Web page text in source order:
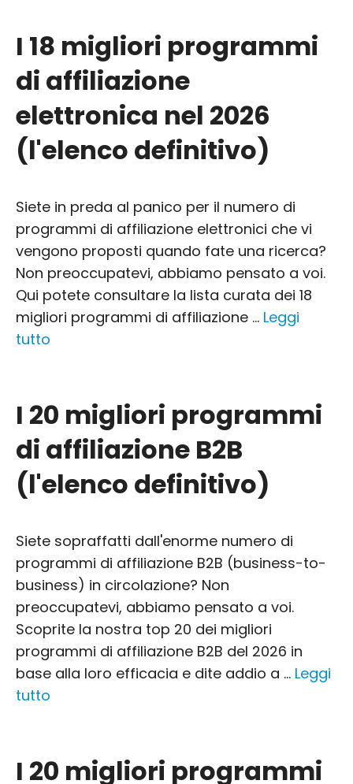
I 18 migliori programmi
di affiliazione
elettronica nel 2026
(l'elenco definitivo)
Siete in preda al panico per il numero di
programmi di affiliazione elettronici che vi
vengono proposti quando fate una ricerca?
Non preoccupatevi, abbiamo pensato a voi.
Qui potete consultare la lista curata dei 18
migliori programmi di affiliazione ... Leggi
tutto
I 20 migliori programmi
di affiliazione B2B
(l'elenco definitivo)
Siete sopraffatti dall'enorme numero di
programmi di affiliazione B2B (business-to-
business) in circolazione? Non
preoccupatevi, abbiamo pensato a voi.
Scoprite la nostra top 20 dei migliori
programmi di affiliazione B2B del 2026 in
base alla loro efficacia e dite addio a ... Leggi
tutto
I 20 migliori programmi